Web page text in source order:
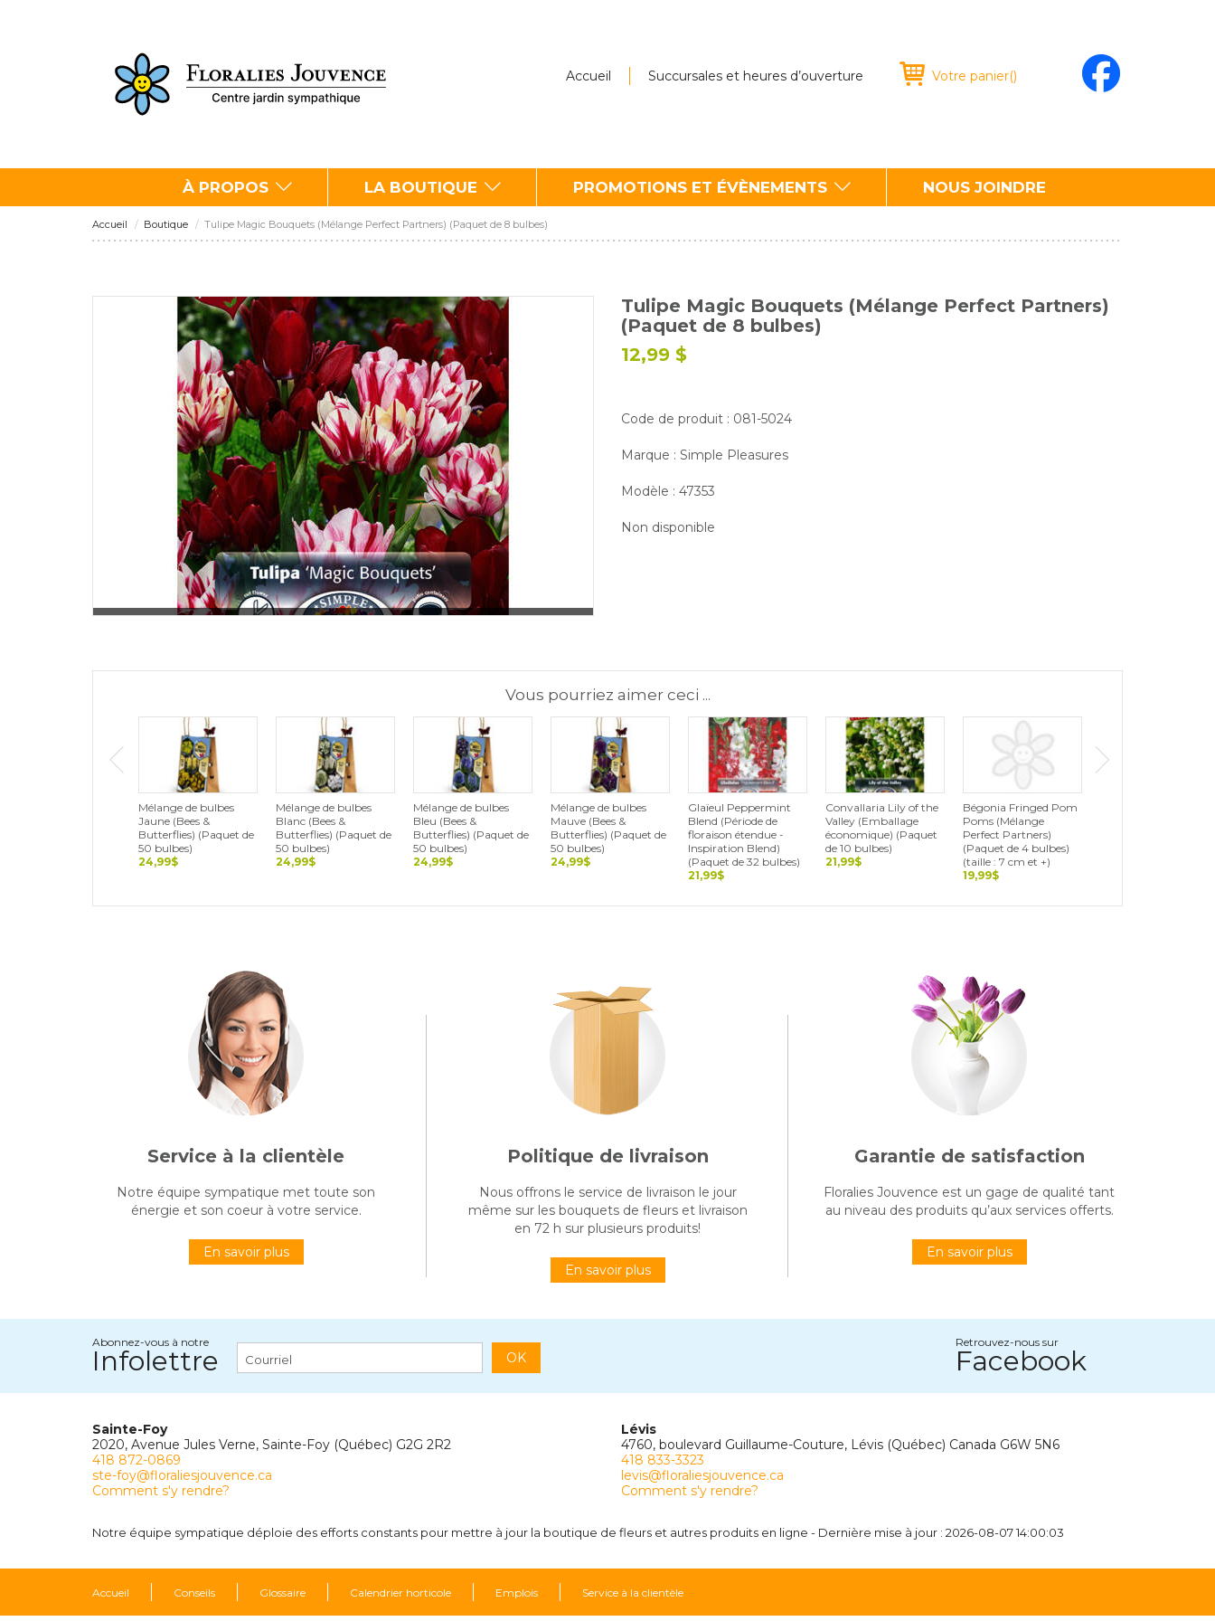
Accueil Succursales et heures d’ouverture Votre panier()
À PROPOS LA BOUTIQUE PROMOTIONS ET ÉVÈNEMENTS NOUS JOINDRE
Accueil Boutique Tulipe Magic Bouquets (Mélange Perfect Partners) (Paquet de 8 bulbes)
Tulipe Magic Bouquets (Mélange Perfect Partners)
(Paquet de 8 bulbes)
12,99 $
Code de produit : 081-5024
Marque : Simple Pleasures
Modèle : 47353
Non disponible
Vous pourriez aimer ceci ...
Mélange de bulbes
Jaune (Bees &
Butterflies) (Paquet de
50 bulbes)
24,99$
Mélange de bulbes
Blanc (Bees &
Butterflies) (Paquet de
50 bulbes)
24,99$
Mélange de bulbes
Bleu (Bees &
Butterflies) (Paquet de
50 bulbes)
24,99$
Mélange de bulbes
Mauve (Bees &
Butterflies) (Paquet de
50 bulbes)
24,99$
Glaïeul Peppermint
Blend (Période de
floraison étendue -
Inspiration Blend)
(Paquet de 32 bulbes)
21,99$
Convallaria Lily of the
Valley (Emballage
économique) (Paquet
de 10 bulbes)
21,99$
Bégonia Fringed Pom
Poms (Mélange
Perfect Partners)
(Paquet de 4 bulbes)
(taille : 7 cm et +)
19,99$
Service à la clientèle
Notre équipe sympatique met toute son
énergie et son coeur à votre service.
En savoir plus
Politique de livraison
Nous offrons le service de livraison le jour
même sur les bouquets de fleurs et livraison
en 72 h sur plusieurs produits!
En savoir plus
Garantie de satisfaction
Floralies Jouvence est un gage de qualité tant
au niveau des produits qu’aux services offerts.
En savoir plus
Abonnez-vous à notre
Infolettre OK
Retrouvez-nous sur
Facebook
Sainte-Foy
2020, Avenue Jules Verne, Sainte-Foy (Québec) G2G 2R2
418 872-0869
ste-foy@floraliesjouvence.ca
Comment s'y rendre?
Lévis
4760, boulevard Guillaume-Couture, Lévis (Québec) Canada G6W 5N6
418 833-3323
levis@floraliesjouvence.ca
Comment s'y rendre?
Notre équipe sympatique déploie des efforts constants pour mettre à jour la boutique de fleurs et autres produits en ligne - Dernière mise à jour : 2026-08-07 14:00:03
Accueil Conseils Glossaire Calendrier horticole Emplois Service à la clientèle